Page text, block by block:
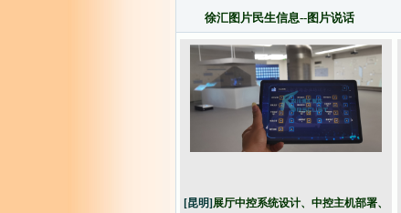
徐汇图片民生信息--图片说话
[昆明] 展厅中控系统设计、中控主机部署、